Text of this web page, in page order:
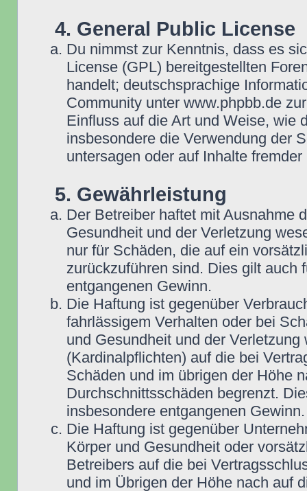
4. General Public License
Du nimmst zur Kenntnis, dass es
License (GPL) bereitgestellten
handelt; deutschsprachige
Community unter www.phpbb.de
Einfluss auf die Art und Weise, wie
insbesondere die Verwendung der
untersagen oder auf Inhalte
5. Gewährleistung
Der Betreiber haftet mit Ausnahme
Gesundheit und der Verletzung
nur für Schäden, die auf ein
zurückzuführen sind. Dies gilt auch
entgangenen Gewinn.
Die Haftung ist gegenüber
fahrlässigem Verhalten oder bei
und Gesundheit und der
(Kardinalpflichten) auf die bei
Schäden und im übrigen der Höhe
Durchschnittsschäden begrenzt.
insbesondere entgangenen Gewinn.
Die Haftung ist gegenüber
Körper und Gesundheit oder
Betreibers auf die bei
und im Übrigen der Höhe nach auf